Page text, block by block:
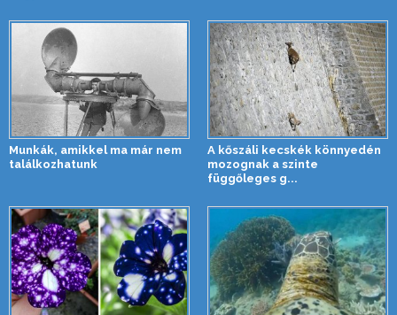
Munkák, amikkel ma már nem
találkozhatunk
A kőszáli kecskék könnyedén
mozognak a szinte
függőleges g...